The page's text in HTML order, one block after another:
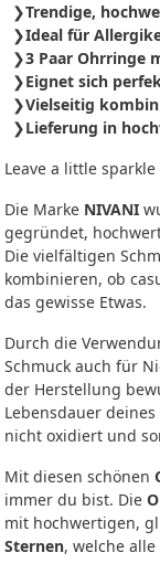
Trendige,
Ideal für
3 Paar Ohrringe
Eignet sich
Vielseitig
Lieferung in
Leave a little
Die Marke NIVANI
gegründet,
Die vielfältigen
kombinieren, ob
das gewisse Etwas.
Durch die
Schmuck auch für
der Herstellung
Lebensdauer
nicht oxidiert und
Mit diesen schönen
immer du bist. Die
mit hochwertigen,
Sternen, welche